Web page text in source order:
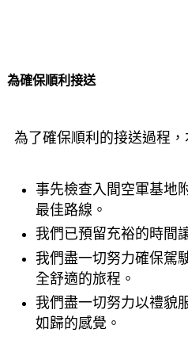
為確保順利接送
為了確保順利的接送過程
事先檢查入間空軍基地
最佳路線。
我們已預留充裕的時間
我們盡一切努力確保駕
全舒適的旅程。
我們盡一切努力以禮貌
如歸的感覺。